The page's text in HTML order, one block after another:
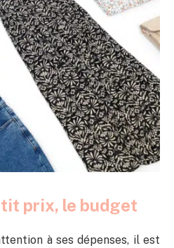
prix, le budget
à ses dépenses, il est